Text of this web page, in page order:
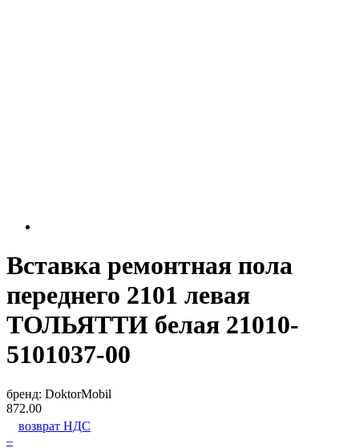
Вставка ремонтная пола
переднего 2101 левая
ТОЛЬЯТТИ белая 21010-
5101037-00
бренд: DoktorMobil
872.00
возврат НДС
–